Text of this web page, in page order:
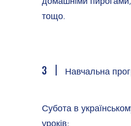
тощо.
3 Навчальна
Субота в
уроків: